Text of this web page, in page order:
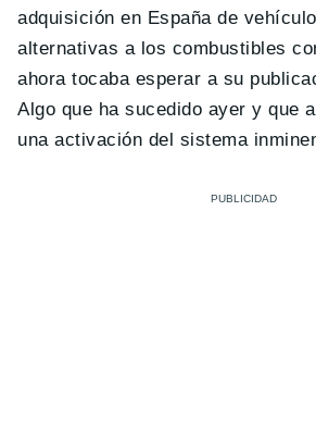
adquisición en España de
alternativas a los combustibles
ahora tocaba esperar a su
Algo que ha sucedido ayer y que
una activación del sistema